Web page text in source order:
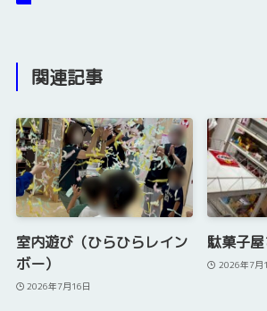
関連記事
室内遊び（ひらひらレイン
ボー）
2026年7月16日
駄菓子
2026年7月